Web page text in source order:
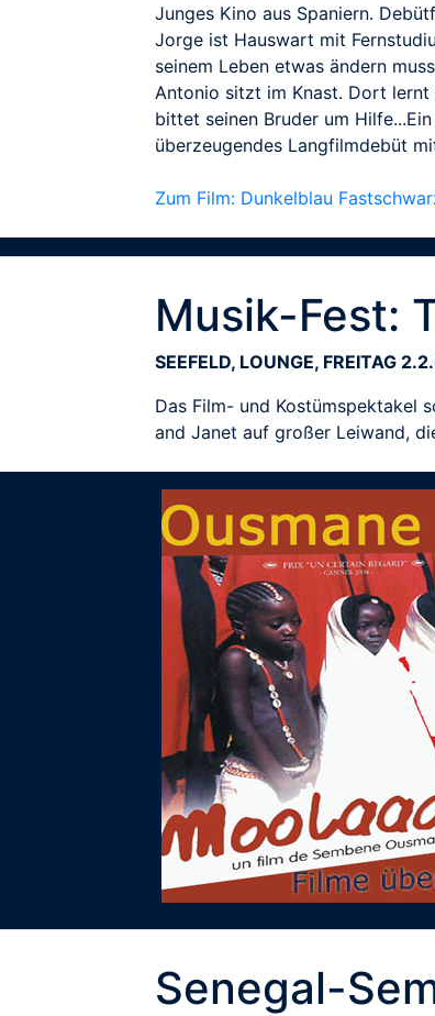
Junges Kino aus Spaniern.
Jorge ist Hauswart mit
seinem Leben etwas ändern
Antonio sitzt im Knast. Dort lernt
bittet seinen Bruder um
überzeugendes Langfilmdebüt
Zum Film: Dunkelblau
Musik-Fest:
SEEFELD, LOUNGE, FREITAG
Das Film- und Kostümspektakel
and Janet auf großer Leiwand,
Senegal-